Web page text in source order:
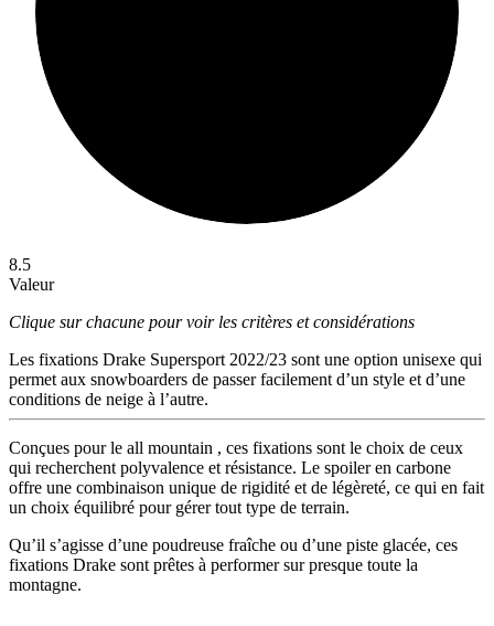
8.5
Valeur
Clique sur chacune pour voir les critères et considérations
Les fixations Drake Supersport 2022/23 sont une option unisexe qui
permet aux snowboarders de passer facilement d’un style et d’une
conditions de neige à l’autre.
Conçues pour le all mountain , ces fixations sont le choix de ceux
qui recherchent polyvalence et résistance. Le spoiler en carbone
offre une combinaison unique de rigidité et de légèreté, ce qui en fait
un choix équilibré pour gérer tout type de terrain.
Qu’il s’agisse d’une poudreuse fraîche ou d’une piste glacée, ces
fixations Drake sont prêtes à performer sur presque toute la
montagne.